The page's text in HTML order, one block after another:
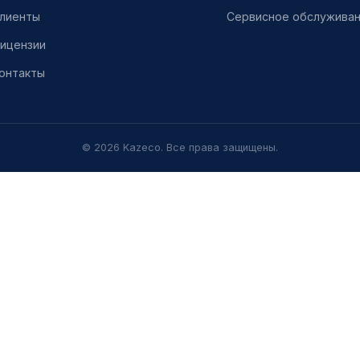
Сервисное
© 2026 Kazeco. Все права защищены.